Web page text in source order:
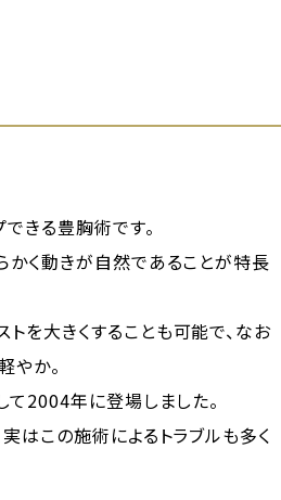
きる豊胸術です。
かく動きが自然であることが特長
を大きくすることも可能で、なお
やか。
2004年に登場しました。
はこの施術によるトラブルも多く